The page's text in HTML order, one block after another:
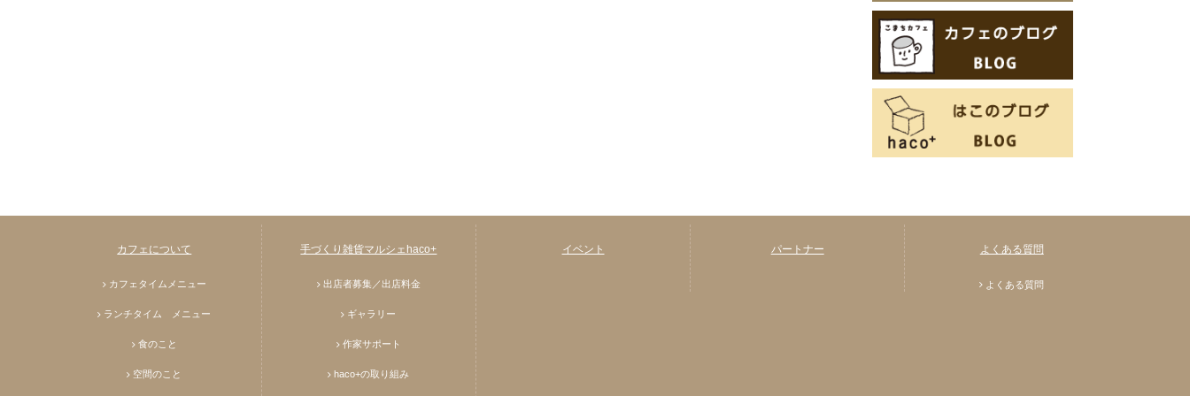
カフェについて
カフェタイムメニュー
ランチタイム メニュー
食のこと
空間のこと
手づくり雑貨マルシェhaco+
出店者募集／出店料金
ギャラリー
作家サポート
haco+の取り組み
イベント パートナー よくある質問
よくある質問